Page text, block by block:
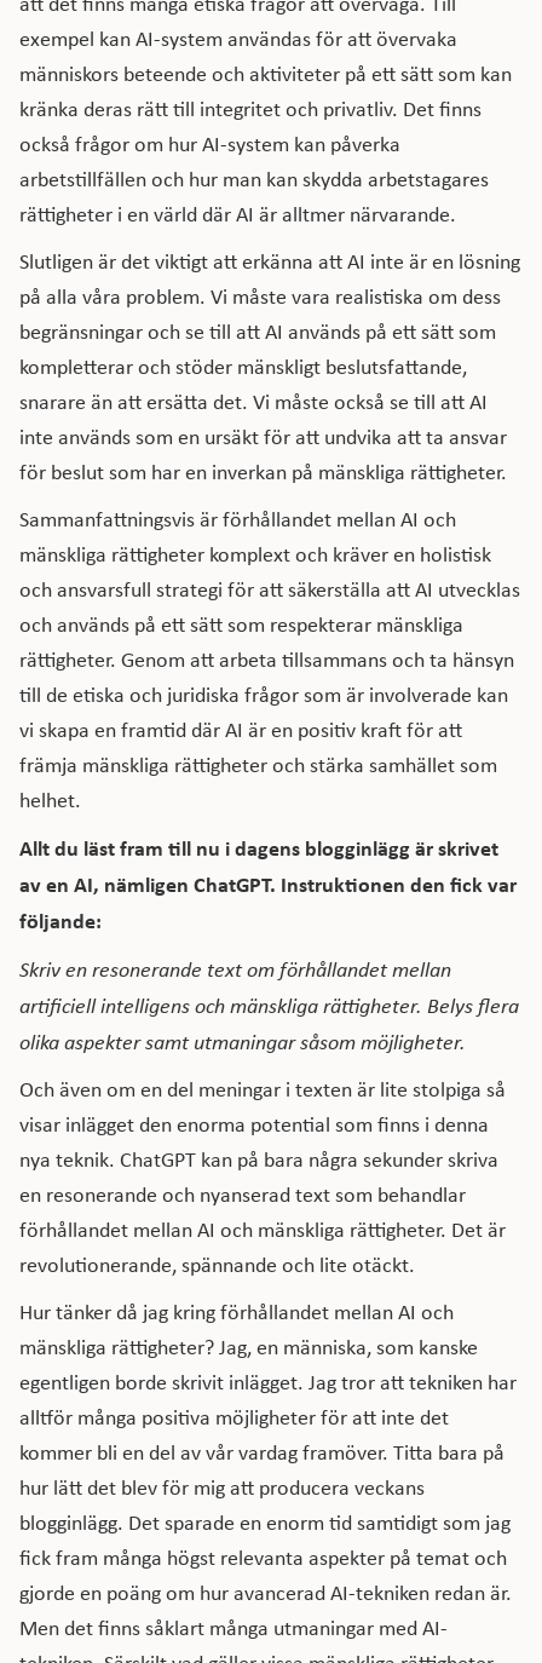
exempel kan AI-system användas för att övervaka
människors beteende och aktiviteter på ett sätt som kan
kränka deras rätt till integritet och privatliv. Det finns
också frågor om hur AI-system kan påverka
arbetstillfällen och hur man kan skydda arbetstagares
rättigheter i en värld där AI är alltmer närvarande.
Slutligen är det viktigt att erkänna att AI inte är en lösning
på alla våra problem. Vi måste vara realistiska om dess
begränsningar och se till att AI används på ett sätt som
kompletterar och stöder mänskligt beslutsfattande,
snarare än att ersätta det. Vi måste också se till att AI
inte används som en ursäkt för att undvika att ta ansvar
för beslut som har en inverkan på mänskliga rättigheter.
Sammanfattningsvis är förhållandet mellan AI och
mänskliga rättigheter komplext och kräver en holistisk
och ansvarsfull strategi för att säkerställa att AI utvecklas
och används på ett sätt som respekterar mänskliga
rättigheter. Genom att arbeta tillsammans och ta hänsyn
till de etiska och juridiska frågor som är involverade kan
vi skapa en framtid där AI är en positiv kraft för att
främja mänskliga rättigheter och stärka samhället som
helhet.
Allt du läst fram till nu i dagens blogginlägg är skrivet
av en AI, nämligen ChatGPT. Instruktionen den fick var
följande:
Skriv en resonerande text om förhållandet mellan
artificiell intelligens och mänskliga rättigheter. Belys flera
olika aspekter samt utmaningar såsom möjligheter.
Och även om en del meningar i texten är lite stolpiga så
visar inlägget den enorma potential som finns i denna
nya teknik. ChatGPT kan på bara några sekunder skriva
en resonerande och nyanserad text som behandlar
förhållandet mellan AI och mänskliga rättigheter. Det är
revolutionerande, spännande och lite otäckt.
Hur tänker då jag kring förhållandet mellan AI och
mänskliga rättigheter? Jag, en människa, som kanske
egentligen borde skrivit inlägget. Jag tror att tekniken har
alltför många positiva möjligheter för att inte det
kommer bli en del av vår vardag framöver. Titta bara på
hur lätt det blev för mig att producera veckans
blogginlägg. Det sparade en enorm tid samtidigt som jag
fick fram många högst relevanta aspekter på temat och
gjorde en poäng om hur avancerad AI-tekniken redan är.
Men det finns såklart många utmaningar med AI-